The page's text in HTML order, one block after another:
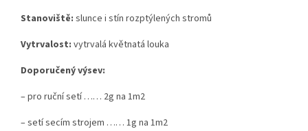
Stanoviště: slunce i stín rozptýlených stromů
Vytrvalost: vytrvalá květnatá louka
Doporučený výsev:
– pro ruční setí …… 2g na 1m2
– setí secím strojem …… 1g na 1m2